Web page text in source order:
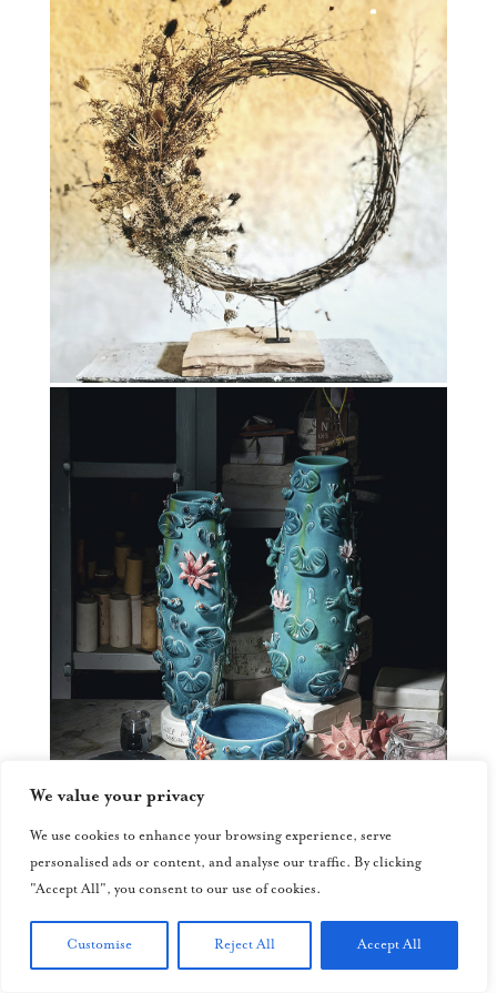
We value your privacy
We use cookies to enhance your browsing experience, serve
personalised ads or content, and analyse our traffic. By clicking
"Accept All", you consent to our use of cookies.
Customise Reject All Accept All